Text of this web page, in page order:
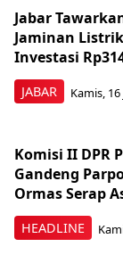
JABAR
Jabar
Jaminan
Investasi
Kamis,
HEADLINE
Komisi II DPR
Gandeng
Ormas Serap